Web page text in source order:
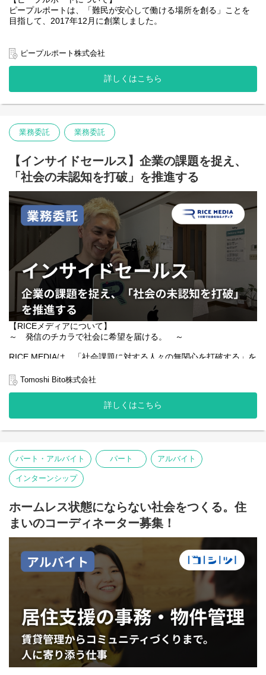
【募集背景】
パソコンの回収台数が増えるほど、販売できるパソコンが増え、
売り上げが増加、難民という立場にいる人たちの就労機会の拡大
に直結するビジネスモデルとなっています。
現在、回収台数が順調に伸びており、さらなる事業拡大のために
で活躍していくか、またパソコンリユース以外にも今後事業領域
を広げていく予定ですので、ソーシャルビジネスカンパニーがい
【職務内容】
事業の要となるパソコン調達/回収部門の配属となります。
具体的な内容は下記（一例）です。
【主な業務内容】
● PC回収オペレーション（中心となる業務）
・回収したPCの在庫データ登録
・専用ツールを使ったデータ消去作業
・HDDなど部品の取り外し・仕分け
※難民の背景を持つスタッフと英語でやり取りする場面もありま
す。
● 法人への訪問回収サポート
・企業オフィスへの回収同行
・担当者との簡単なコミュニケーション対応
・安全な運搬・回収作業の実施
● オペレーション改善（希望者）
・作業フローの見える化
・チームを巻き込んだ改善の実行
・法人向けのアプローチ準備
・回収量を増やすための施策立案・資料作成
・営業チームと連携した活動
のチャネルを持ち、全ての回収品が商品化されます。
ャネルのスタッフは、難民の背景を持つスタッフが働いているの
で、英語でのコミュニケーションも多くあります。
社内には部門を超えた異動経歴を持つメンバーも多く、幅広い業
務に携わることが可能です。
ピープルポートは、「難民が安心して働ける場所を創る」ことを
目指して、2017年12月に創業しました。
はもちろん、他の地域からも毎年多くの人々が日本へ避難してき
ています。
ただ、避難後の支援は十分とはいえず、自分たちで自立して生き
ていかなければなりません。「日本語」という言葉の壁が大きく
立ちはだかり、経済的に困窮し、社会的に孤立した生活を送って
いる人たちがこの日本にも多くいます。
ピープルポートは、「日本語」が話せなくても働けるように、そ
して、難民が保護される対象ではなく地域社会に貢献する人材に
業に取り組んでいます。
一方的な「支援」ではなく、「一緒に働ける仲間である」という
ことを大切に、難民当事者と一緒のオフィスで肩を並べて働きな
がら、事業に取り組んでいます。
「働くことは生きること」
安定して働けることで、
・毎食しっかりと食べられる
・自分で住む場所を選べる
・離れ離れになっていた家族を日本に呼ぶことができる
など、人生がポジティブに変わっていくメンバーを何人も見てき
ました。
難易度が非常に高く、日本でもチャレンジャーが圧倒的に少ない
「難民の就労機会を創る」ということに、個人の方、企業さまに
限らず、NPO団体さまなど様々なステークホルダー、そして当事
者を巻き込みながら、取り組んでいます。
【募集背景】
難民の雇用創出に直結するビジネスモデルです。
現在、回収台数は順調に増加しており、さらなる事業成長と雇用
機会の拡大を実現するため、オペレーション体制の強化が必要で
す。
を共に育てていける仲間をお迎えしたいと考えています。
【職務内容】
ZERO PCは、難民の雇用創出を目的に、法人から不要になったパ
ソコンを回収し、データ消去・整備を行い、再生販売するリユー
ス事業です。
本ポジションでは、PC回収やデータ管理、顧客対応など、事業の
根幹を支える重要な役割をお任せします。
【主な業務内容】
●PC回収オペレーション（中心となる業務）
・回収したPCの在庫データ登録
・専用ツールを使ったデータ消去作業
・顧客対応（回収依頼問い合わせの対応）
・PC/電子機器の運搬
※社用車（AT限定可）を使用し、回収したPC・スマホ・タブレッ
ト等を指定場所への運搬もお願いする可能性があります（相談の
上）。
※難民背景を持つスタッフと共に、日本語や簡単な英語でコミュ
ニケーションを取りながら協力して業務を進めます。
ピープルポート株式会社
詳しくはこちら
業務委託 業務委託
【インサイドセールス】企業の課題を捉え、
「社会の未認知を打破」を推進する
【RICEメディアについて】
～ 発信のチカラで社会に希望を届ける。 ～
RICE MEDIAは、「社会課題に対する人々の無関心を打破する」を
若年層に社会課題に関するコンテンツを届けるショート動画メデ
ィアです。
私たちが打破したいのは、「社会課題への取り組みの発信が、世
の中に届きづらい」構造そのものです。
しかし、エンタメカテゴリー等に比べ、「真面目」「難しい」テ
ーマである社会課題はアテンションが集まりにくく、
情報を届けるのが難しい構造となっています。
そして、情報が届かかない結果、多くの社会課題に世間の注目が
そこで私たちは、社会課題をテーマに扱いながらも、思わずみた
くなる。
2021年12月にリリースしてからこれまで約3年間で400本の動画を
作成。
総再生回数5.9億回、55万フォロワー、400万人の月間アクティブ
ユーザーを獲得。
視聴者の約半数をZ世代が占め、若年層に支持されるメディアとし
て成長を続けています。
◇事業背景について知る： https://www.borderless-
japan.com/social-business/rice/
◇サービスサイトを見る：
https://www.youtube.com/@RICEMEDIA/
Tomoshi Bito株式会社
詳しくはこちら
パート・アルバイト パート アルバイト
インターンシップ
ホームレス状態にならない社会をつくる。住
まいのコーディネーター募集！